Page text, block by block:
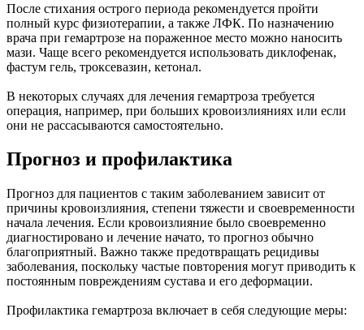
После стихания острого периода рекомендуется пройти
полный курс физиотерапии, а также ЛФК. По назначению
врача при гемартрозе на пораженное место можно наносить
мази. Чаще всего рекомендуется использовать диклофенак,
фастум гель, троксевазин, кетонал.
В некоторых случаях для лечения гемартроза требуется
операция, например, при больших кровоизлияниях или если
они не рассасываются самостоятельно.
Прогноз и профилактика
Прогноз для пациентов с таким заболеванием зависит от
причины кровоизлияния, степени тяжести и своевременности
начала лечения. Если кровоизлияние было своевременно
диагностировано и лечение начато, то прогноз обычно
благоприятный. Важно также предотвращать рецидивы
заболевания, поскольку частые повторения могут приводить к
постоянным повреждениям сустава и его деформации.
Профилактика гемартроза включает в себя следующие меры: